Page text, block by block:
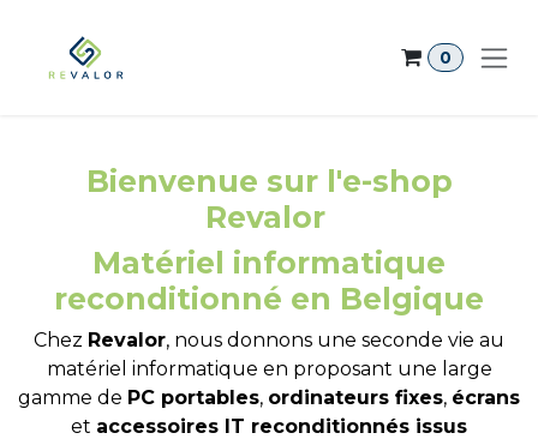
0
Bienvenue sur l'e-shop
Revalor
Matériel informatique
reconditionné en Belgique
Chez Revalor, nous donnons une seconde vie au
matériel informatique en proposant une large
gamme de PC portables, ordinateurs fixes, écrans
et accessoires IT reconditionnés issus